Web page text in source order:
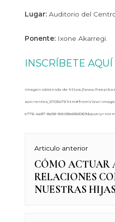
Lugar: Auditorio del
Ponente: Ixone Akarregi.
INSCRÍBETE AQUÍ
Imagen obtenida de https://
e776-4a87-8a58-
Navegación
de
entradas
Articulo anterior
Previous
post:
CÓMO ACTUAR
RELACIONES
NUESTRAS